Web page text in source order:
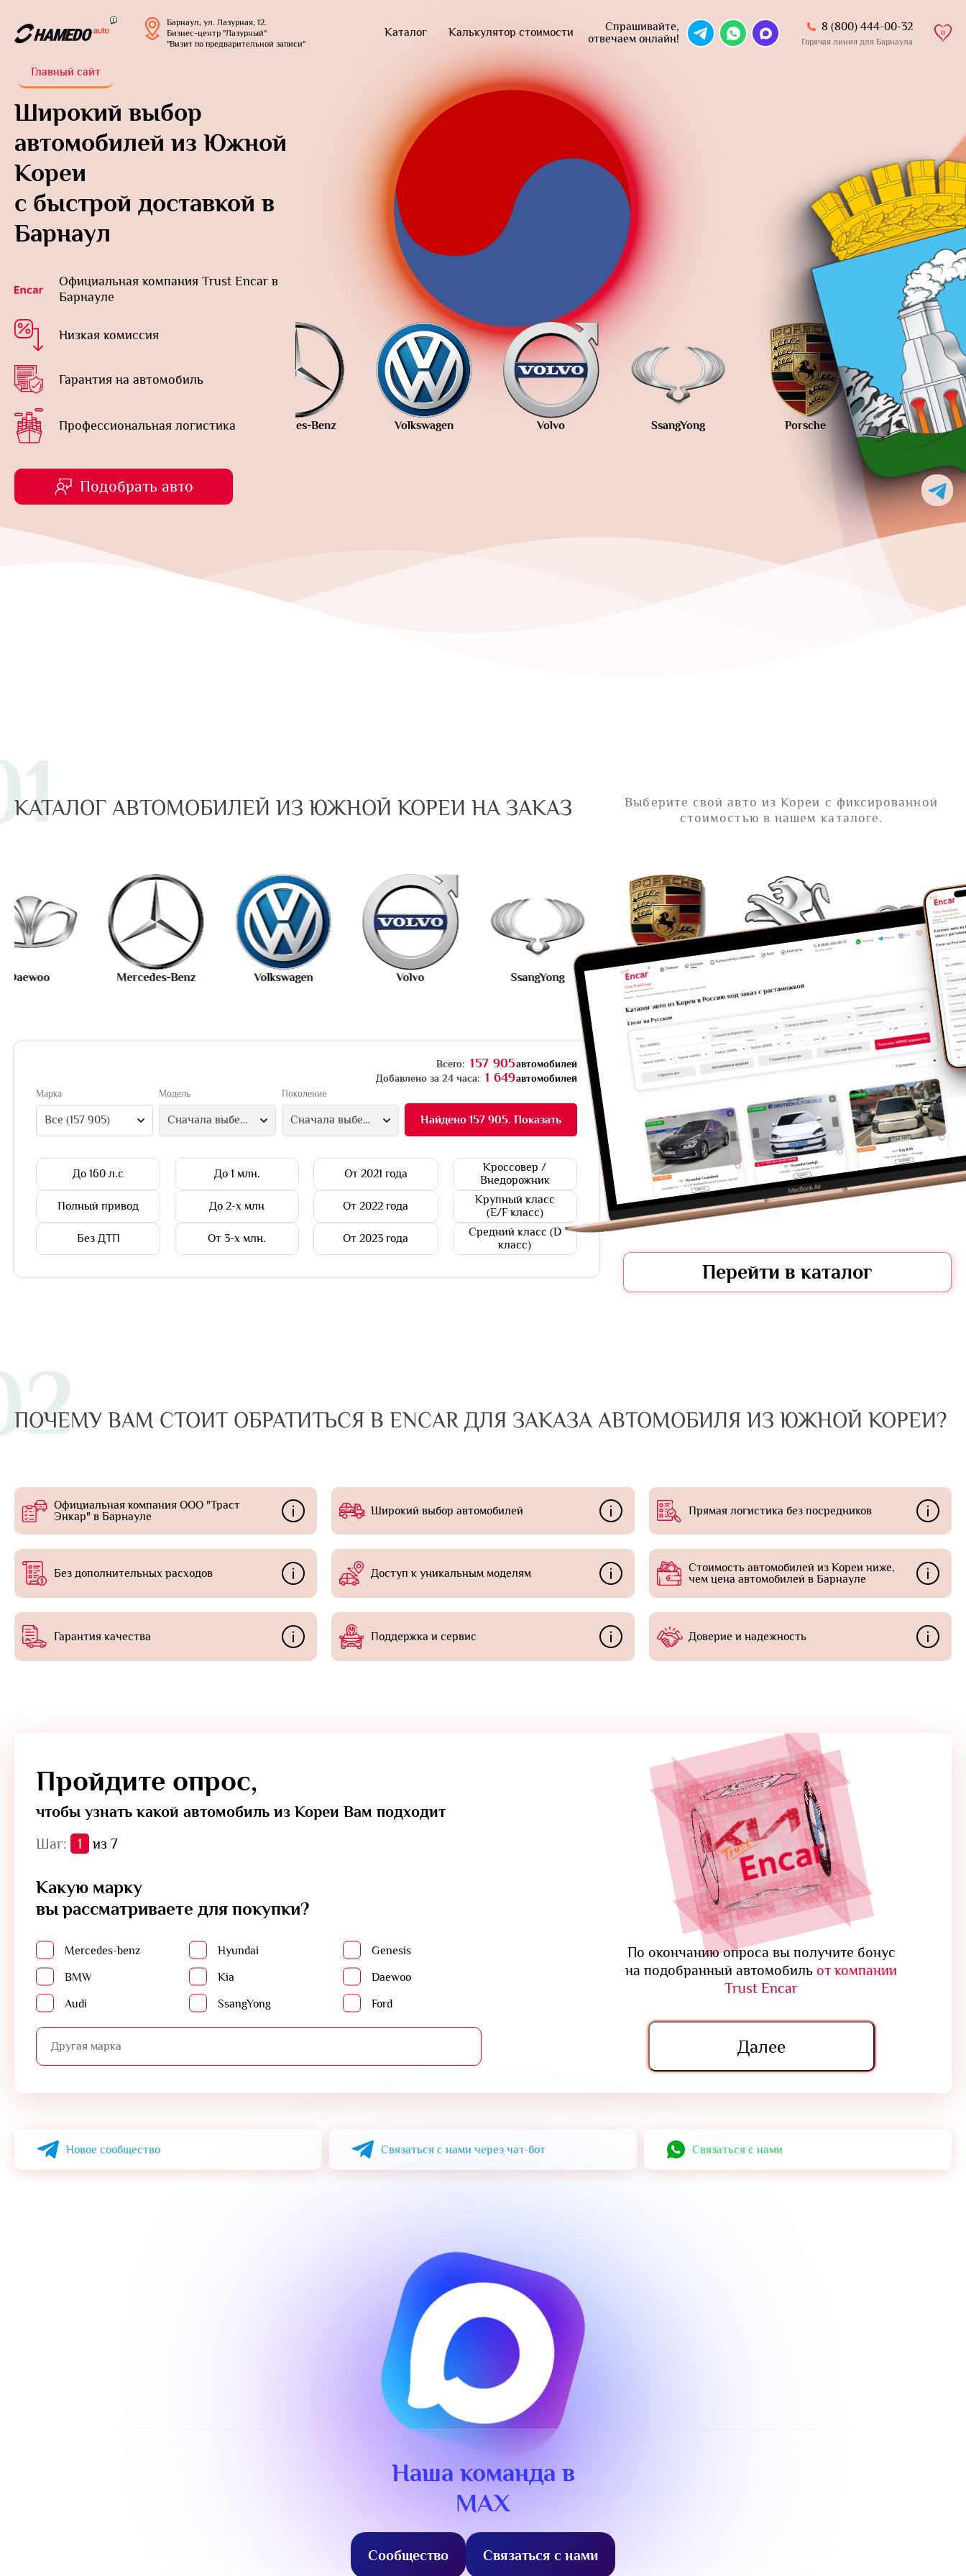
Барнаул, ул. Лазурная, 12.
Бизнес-центр "Лазурный"
"Визит по предварительной записи"
Каталог Калькулятор стоимости
Спрашивайте,
отвечаем онлайн!
8 (800) 444-00-32
Горячая линия для Барнаула
0
Главный сайт
Широкий выбор
автомобилей из Южной
Кореи
с быстрой доставкой в
Барнаул
Официальная компания Trust Encar в
Барнауле
Низкая комиссия
Гарантия на автомобиль
Профессиональная логистика
Daewoo Mercedes-Benz Volkswagen Peugeot
Подобрать авто
КАТАЛОГ АВТОМОБИЛЕЙ ИЗ ЮЖНОЙ КОРЕИ НА ЗАКАЗ
Выберите свой авто из Кореи с фиксированной
стоимостью в нашем каталоге.
Mercedes-Benz Volkswagen Porsche
Всего: 157 905автомобилей
Добавлено за 24 часа: 1 649автомобилей
Марка
Все (157 905)
Модель
Сначала выберите марку
Поколение
Сначала выберите модель Найдено 157 905. Показать
До 160 л.с
Полный привод
Без ДТП
До 1 млн.
До 2-х млн
От 3-х млн.
От 2021 года
От 2022 года
От 2023 года
Кроссовер /
Внедорожник
Крупный класс
(E/F класс)
Средний класс (D
класс)
Перейти в каталог
ПОЧЕМУ ВАМ СТОИТ ОБРАТИТЬСЯ В ENCAR ДЛЯ ЗАКАЗА АВТОМОБИЛЯ ИЗ ЮЖНОЙ КОРЕИ?
Официальная компания ООО "Траст
Энкар" в Барнауле
Широкий выбор автомобилей Прямая логистика без посредников
Без дополнительных расходов Доступ к уникальным моделям
Стоимость автомобилей из Кореи ниже,
чем цена автомобилей в Барнауле
Гарантия качества Поддержка и сервис Доверие и надежность
Пройдите опрос,
чтобы узнать какой автомобиль из Кореи Вам подходит
Шаг: 1 из 7
Какую марку
вы рассматриваете для покупки?
Mercedes-benz
BMW
Audi
Hyundai
Kia
SsangYong
Genesis
Daewoo
Ford
По окончанию опроса вы получите бонус
на подобранный автомобиль от компании
Trust Encar
Далее
Новое сообщество Связаться с нами через чат-бот Cвязаться с нами
Наша команда в
MAX
Сообщество Связаться с нами